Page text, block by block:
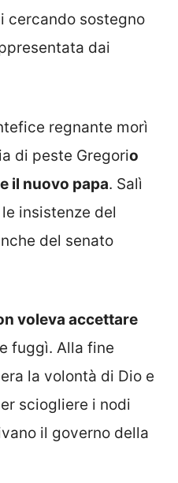
cercando sostegno
dai
regnante morì
di peste Gregorio
il nuovo papa. Salì
insistenze del
del senato
voleva accettare
fuggì. Alla fine
la volontà di Dio e
sciogliere i nodi
il governo della